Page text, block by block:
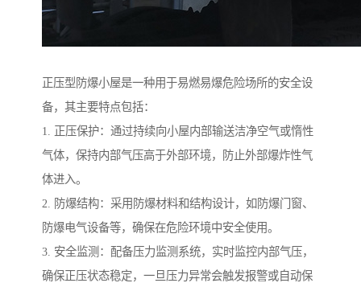
正压型防爆小屋是一种用于易燃易爆危险场所的安全设
备，其主要特点包括：
1. 正压保护：通过持续向小屋内部输送洁净空气或惰性
气体，保持内部气压高于外部环境，防止外部爆炸性气
体进入。
2. 防爆结构：采用防爆材料和结构设计，如防爆门窗、
防爆电气设备等，确保在危险环境中安全使用。
3. 安全监测：配备压力监测系统，实时监控内部气压，
确保正压状态稳定，一旦压力异常会触发报警或自动保